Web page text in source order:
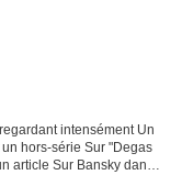
intensément Un
hors-série Sur "Degas
article Sur Bansky dans